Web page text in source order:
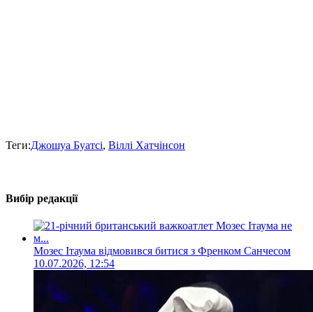
Теги:Джошуа Буатсі, Віллі Хатчінсон
Вибір редакції
Мозес Ітаума відмовився битися з Френком Санчесом
10.07.2026, 12:54